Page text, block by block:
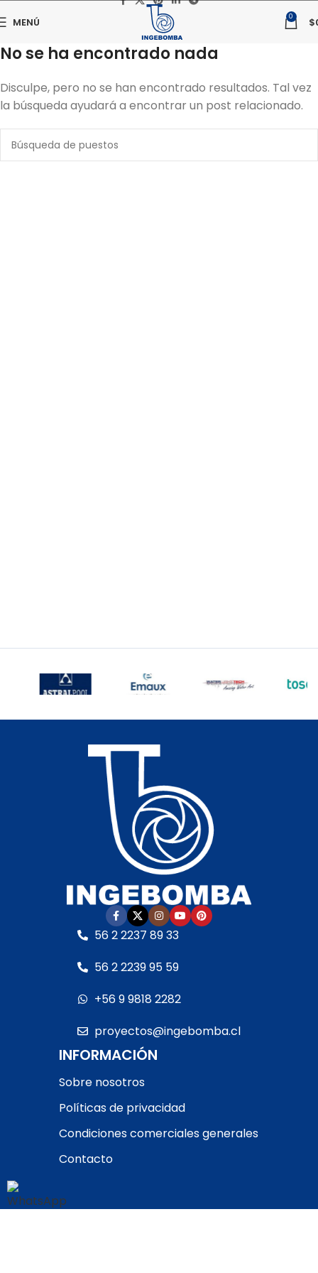
MENÚ 0 $
No se ha encontrado nada
Disculpe, pero no se han encontrado resultados. Tal vez
la búsqueda ayudará a encontrar un post relacionado.
56 2 2237 89 33
56 2 2239 95 59
+56 9 9818 2282
proyectos@ingebomba.cl
INFORMACIÓN
Sobre nosotros
Políticas de privacidad
Condiciones comerciales generales
Contacto